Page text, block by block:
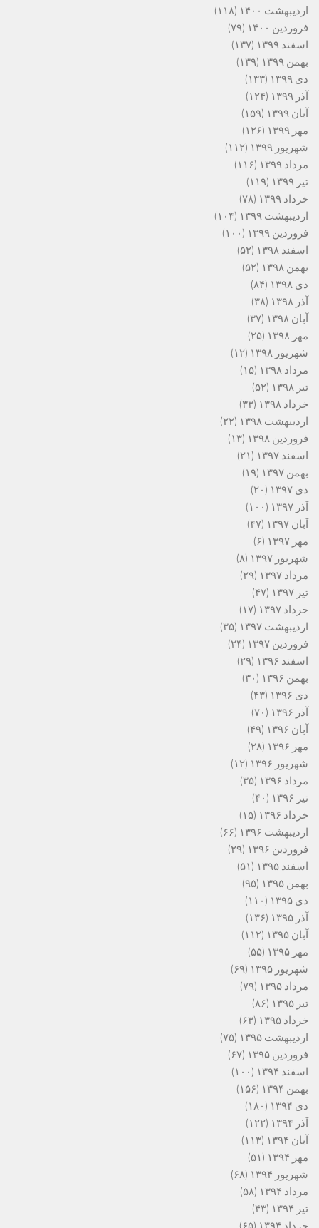
اردیبهشت ۱۴۰۰
(۱۱۸)
فروردین ۱۴۰۰
(۷۹)
اسفند ۱۳۹۹
(۱۳۷)
بهمن ۱۳۹۹
(۱۳۹)
دی ۱۳۹۹
(۱۳۳)
آذر ۱۳۹۹
(۱۲۴)
آبان ۱۳۹۹
(۱۵۹)
مهر ۱۳۹۹
(۱۲۶)
شهریور ۱۳۹۹
(۱۱۲)
مرداد ۱۳۹۹
(۱۱۶)
تیر ۱۳۹۹
(۱۱۹)
خرداد ۱۳۹۹
(۷۸)
اردیبهشت ۱۳۹۹
(۱۰۴)
فروردین ۱۳۹۹
(۱۰۰)
اسفند ۱۳۹۸
(۵۲)
بهمن ۱۳۹۸
(۵۲)
دی ۱۳۹۸
(۸۴)
آذر ۱۳۹۸
(۳۸)
آبان ۱۳۹۸
(۳۷)
مهر ۱۳۹۸
(۲۵)
شهریور ۱۳۹۸
(۱۲)
مرداد ۱۳۹۸
(۱۵)
تیر ۱۳۹۸
(۵۲)
خرداد ۱۳۹۸
(۳۳)
اردیبهشت ۱۳۹۸
(۲۲)
فروردین ۱۳۹۸
(۱۳)
اسفند ۱۳۹۷
(۲۱)
بهمن ۱۳۹۷
(۱۹)
دی ۱۳۹۷
(۲۰)
آذر ۱۳۹۷
(۱۰۰)
آبان ۱۳۹۷
(۴۷)
مهر ۱۳۹۷
(۶)
شهریور ۱۳۹۷
(۸)
مرداد ۱۳۹۷
(۲۹)
تیر ۱۳۹۷
(۴۷)
خرداد ۱۳۹۷
(۱۷)
اردیبهشت ۱۳۹۷
(۳۵)
فروردین ۱۳۹۷
(۲۴)
اسفند ۱۳۹۶
(۲۹)
بهمن ۱۳۹۶
(۳۰)
دی ۱۳۹۶
(۴۳)
آذر ۱۳۹۶
(۷۰)
آبان ۱۳۹۶
(۴۹)
مهر ۱۳۹۶
(۲۸)
شهریور ۱۳۹۶
(۱۲)
مرداد ۱۳۹۶
(۳۵)
تیر ۱۳۹۶
(۴۰)
خرداد ۱۳۹۶
(۱۵)
اردیبهشت ۱۳۹۶
(۶۶)
فروردین ۱۳۹۶
(۲۹)
اسفند ۱۳۹۵
(۵۱)
بهمن ۱۳۹۵
(۹۵)
دی ۱۳۹۵
(۱۱۰)
آذر ۱۳۹۵
(۱۳۶)
آبان ۱۳۹۵
(۱۱۲)
مهر ۱۳۹۵
(۵۵)
شهریور ۱۳۹۵
(۶۹)
مرداد ۱۳۹۵
(۷۹)
تیر ۱۳۹۵
(۸۶)
خرداد ۱۳۹۵
(۶۳)
اردیبهشت ۱۳۹۵
(۷۵)
فروردین ۱۳۹۵
(۶۷)
اسفند ۱۳۹۴
(۱۰۰)
بهمن ۱۳۹۴
(۱۵۶)
دی ۱۳۹۴
(۱۸۰)
آذر ۱۳۹۴
(۱۲۲)
آبان ۱۳۹۴
(۱۱۳)
مهر ۱۳۹۴
(۵۱)
شهریور ۱۳۹۴
(۶۸)
مرداد ۱۳۹۴
(۵۸)
تیر ۱۳۹۴
(۴۳)